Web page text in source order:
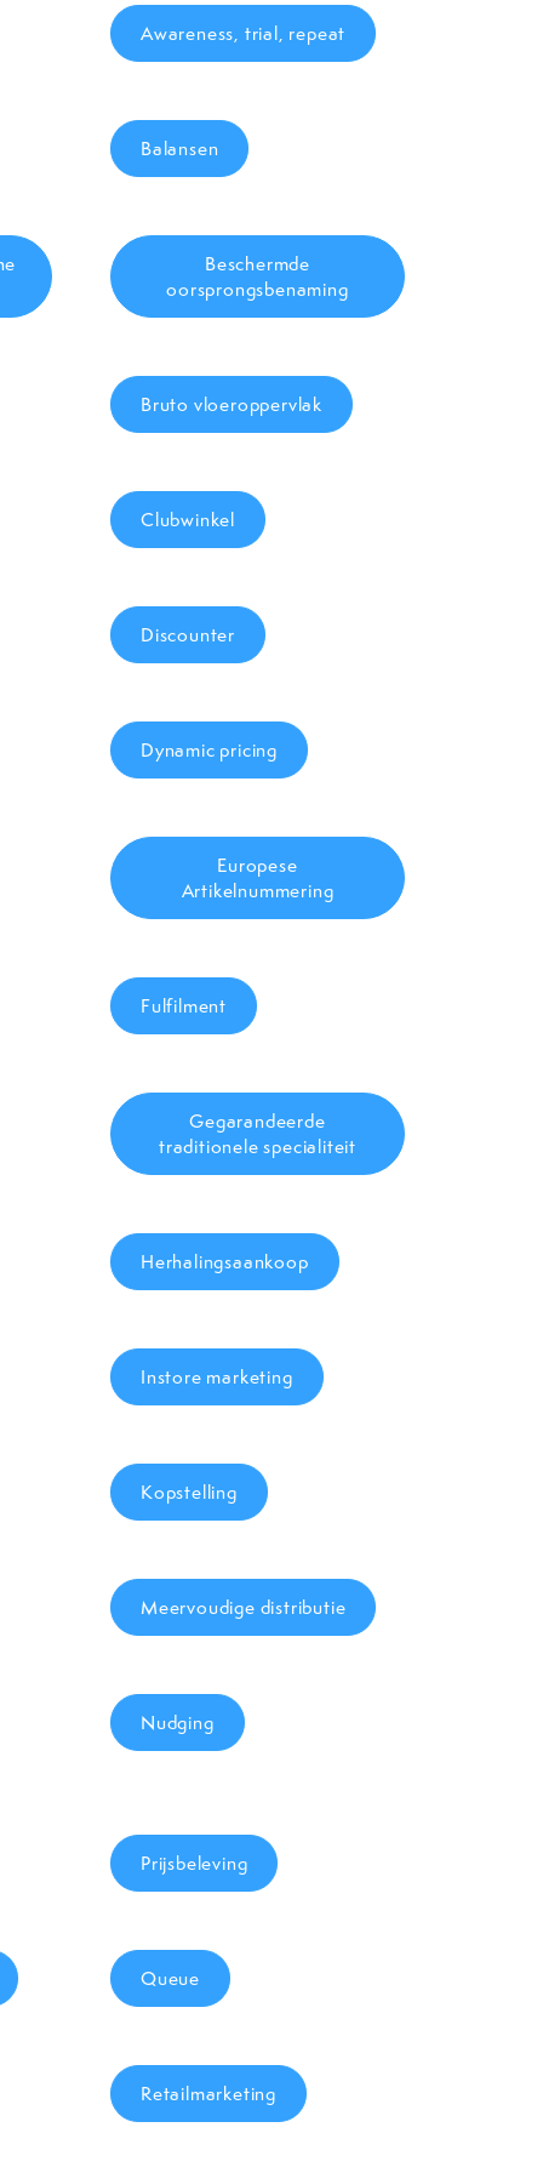
Awareness, trial, repeat
Balansen
Beschermde
oorsprongsbenaming
Bruto vloeroppervlak
Clubwinkel
Discounter
Dynamic pricing
Europese
Artikelnummering
Fulfilment
Gegarandeerde
traditionele specialiteit
Herhalingsaankoop
Instore marketing
Kopstelling
Meervoudige distributie
Nudging
Prijsbeleving
Queue
Retailmarketing